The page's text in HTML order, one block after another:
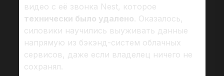
видео с её звонка Nest, которое
технически было удалено. Оказалось,
силовики научились выуживать данные
напрямую из бэкэнд-систем облачных
сервисов, даже если владелец ничего не
сохранял.